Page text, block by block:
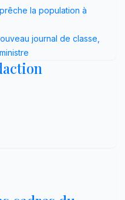
la population à
journal de classe,